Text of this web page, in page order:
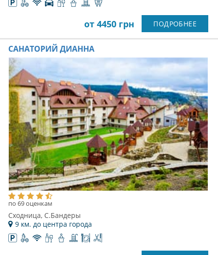
от 4450 грн ПОДРОБНЕЕ
САНАТОРИЙ ДИАННА
по 69 оценкам
Сходница, С.Бандеры
9 км. до центра города